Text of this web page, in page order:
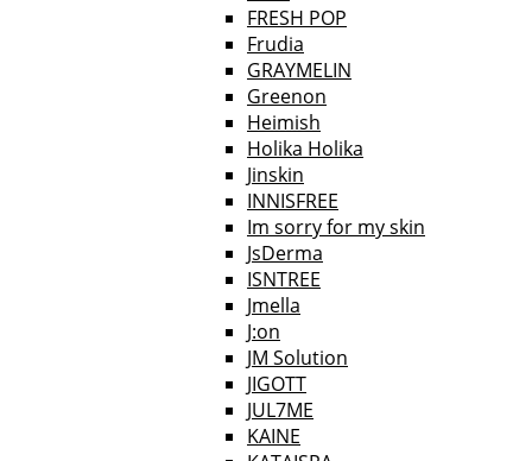
FRESH POP
Frudia
GRAYMELIN
Greenon
Heimish
Holika Holika
Jinskin
INNISFREE
Im sorry for my skin
JsDerma
ISNTREE
Jmella
J:on
JM Solution
JIGOTT
JUL7ME
KAINE